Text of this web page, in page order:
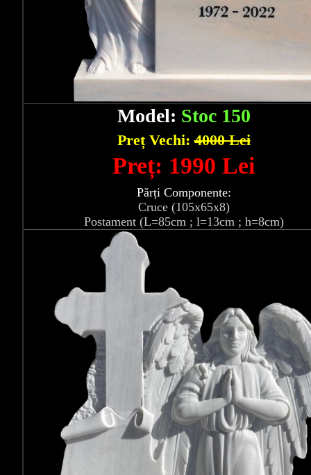
Model: Stoc 150
Preț Vechi:4000 Lei
Preț: 1990 Lei
Părți Componente:
Cruce (105x65x8)
Postament (L=85cm ; l=13cm ; h=8cm)